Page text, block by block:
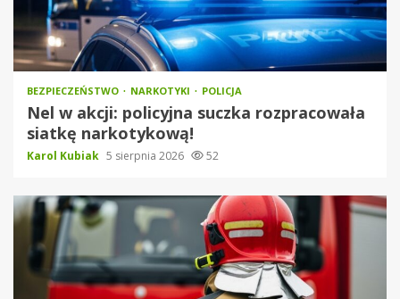
BEZPIECZEŃSTWO NARKOTYKI POLICJA
Nel w akcji: policyjna suczka rozpracowała
siatkę narkotykową!
Karol Kubiak 5 sierpnia 2026 52